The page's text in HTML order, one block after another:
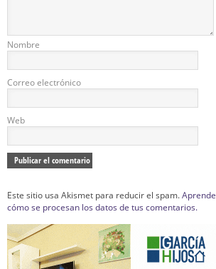
Nombre
Correo electrónico
Web
Este sitio usa Akismet para reducir el spam.Aprende
cómo se procesan los datos de tus comentarios.